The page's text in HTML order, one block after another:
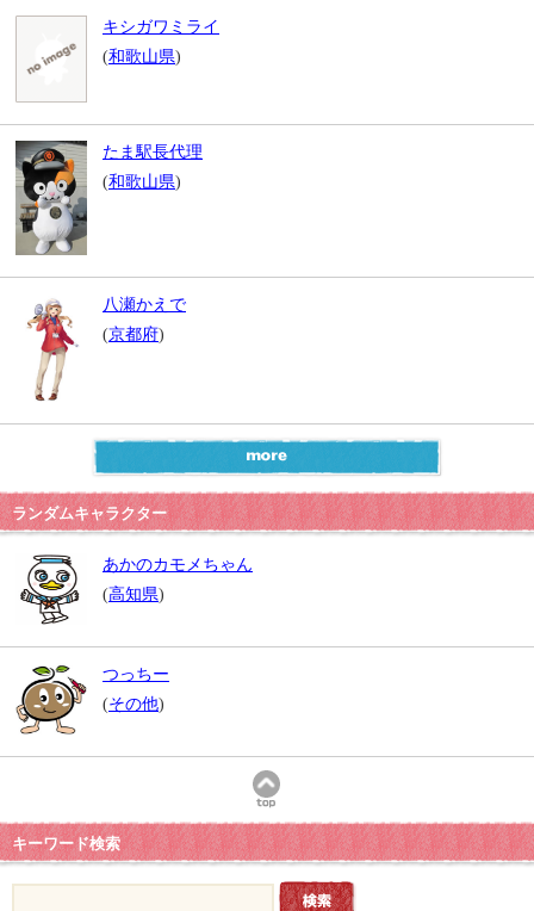
キシガワミライ
(和歌山県)
たま駅長代理
(和歌山県)
八瀬かえで
(京都府)
ランダムキャラクター
あかのカモメちゃん
(高知県)
つっちー
(その他)
キーワード検索